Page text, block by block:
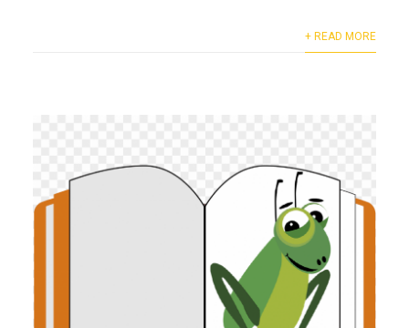
+ READ MORE